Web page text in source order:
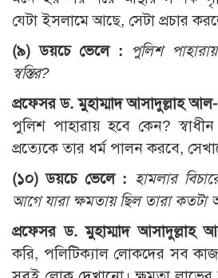
যেটা ইসলামে আছে, সেটা প্রচার
(৯) ডয়চে ভেলে : পুলিশ
স্বস্তির?
প্রফেসর ড. মুহাম্মাদ আসাদুল্লাহ
পুলিশ পাহারায় হবে কেন?
প্রত্যেকে তার ধর্ম পালন করবে,
(১০) ডয়চে ভেলে : হামলার
আগে যারা ক্ষমতায় ছিল তারা কতটা
প্রফেসর ড. মুহাম্মাদ আসাদুল্লাহ
করি, পলিটিক্যাল লোকদের সব